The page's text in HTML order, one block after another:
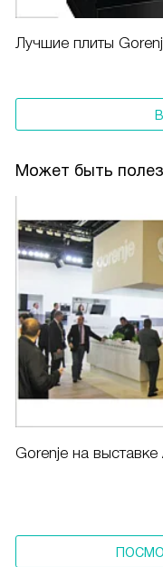
Лучшие плиты
Может быть
Gorenje на